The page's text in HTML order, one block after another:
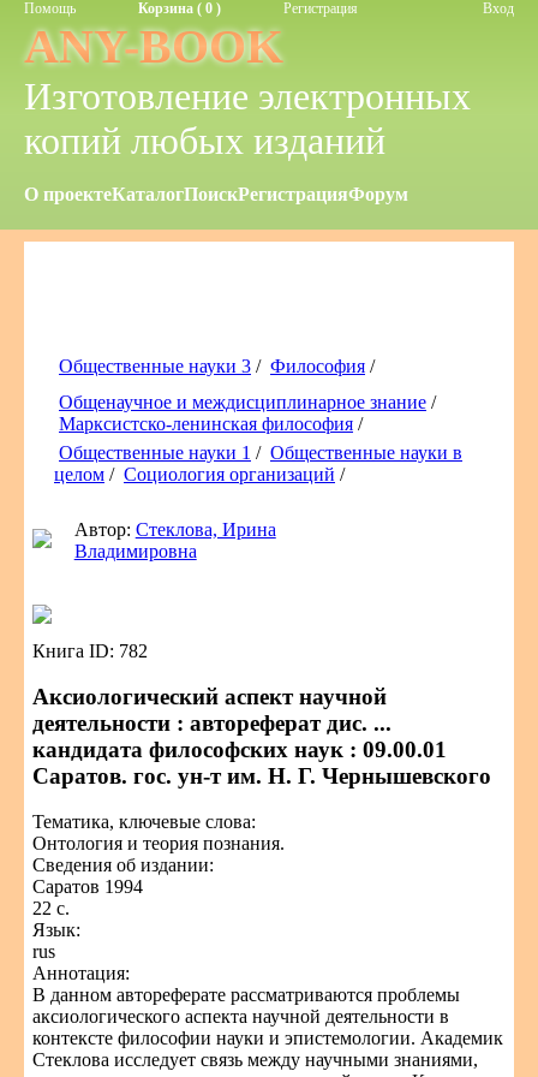
Помощь Корзина ( 0 ) Регистрация Вход
ANY-BOOK
Изготовление электронных
копий любых изданий
О проектеКаталогПоискРегистрацияФорум
Общественные науки 3 / Философия /
Общенаучное и междисциплинарное знание /
Марксистско-ленинская философия /
Общественные науки 1 / Общественные науки в
целом / Социология организаций /
Автор: Стеклова, Ирина
Владимировна
Книга ID: 782
Аксиологический аспект научной
деятельности : автореферат дис. ...
кандидата философских наук : 09.00.01
Саратов. гос. ун-т им. Н. Г. Чернышевского
Тематика, ключевые слова:
Онтология и теория познания.
Сведения об издании:
Саратов 1994
22 с.
Язык:
rus
Аннотация:
В данном автореферате рассматриваются проблемы
аксиологического аспекта научной деятельности в
контексте философии науки и эпистемологии. Академик
Стеклова исследует связь между научными знаниями,